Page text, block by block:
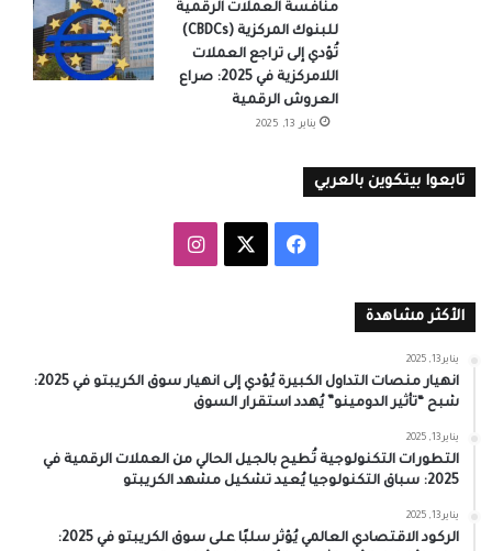
منافسة العملات الرقمية
للبنوك المركزية (CBDCs)
تُؤدي إلى تراجع العملات
اللامركزية في 2025: صراع
العروش الرقمية
يناير 13, 2025
تابعوا بيتكوين بالعربي
فيسبوك انستقرام
الأكثر مشاهدة
يناير 13, 2025
انهيار منصات التداول الكبيرة يُؤدي إلى انهيار سوق الكريبتو في 2025:
شبح “تأثير الدومينو” يُهدد استقرار السوق
يناير 13, 2025
التطورات التكنولوجية تُطيح بالجيل الحالي من العملات الرقمية في
2025: سباق التكنولوجيا يُعيد تشكيل مشهد الكريبتو
يناير 13, 2025
الركود الاقتصادي العالمي يُؤثر سلبًا على سوق الكريبتو في 2025: